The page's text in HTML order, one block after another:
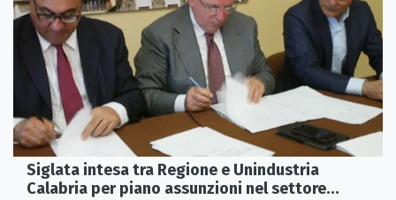
Siglata intesa tra Regione e Unindustria
Calabria per piano assunzioni nel settore